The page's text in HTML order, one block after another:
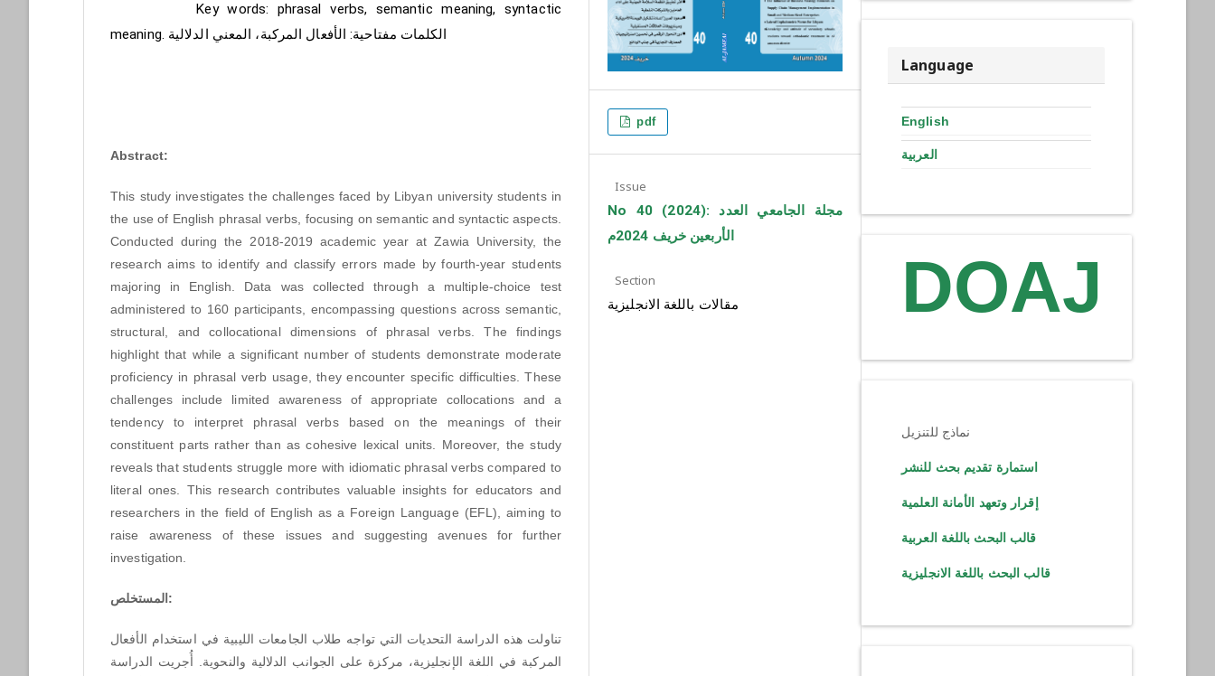
Key words: phrasal verbs, semantic meaning, syntactic
meaning. الكلمات مفتاحية: الأفعال المركبة، المعني الدلالية
Abstract:
This study investigates the challenges faced by Libyan university students in
the use of English phrasal verbs, focusing on semantic and syntactic aspects.
Conducted during the 2018-2019 academic year at Zawia University, the
research aims to identify and classify errors made by fourth-year students
majoring in English. Data was collected through a multiple-choice test
administered to 160 participants, encompassing questions across semantic,
structural, and collocational dimensions of phrasal verbs. The findings
highlight that while a significant number of students demonstrate moderate
proficiency in phrasal verb usage, they encounter specific difficulties. These
challenges include limited awareness of appropriate collocations and a
tendency to interpret phrasal verbs based on the meanings of their
constituent parts rather than as cohesive lexical units. Moreover, the study
reveals that students struggle more with idiomatic phrasal verbs compared to
literal ones. This research contributes valuable insights for educators and
researchers in the field of English as a Foreign Language (EFL), aiming to
raise awareness of these issues and suggesting avenues for further
investigation.
المستخلص:
تناولت هذه الدراسة التحديات التي تواجه طلاب الجامعات الليبية في استخدام الأفعال
المركبة في اللغة الإنجليزية، مركزة على الجوانب الدلالية والنحوية. أُجريت الدراسة
pdf
Issue
No 40 (2024): مجلة الجامعي العدد
الأربعين خريف 2024م
Section
مقالات باللغة الانجليزية
Language
English
العربية
DOAJ
نماذج للتنزيل
استمارة تقديم بحث للنشر
إقرار وتعهد الأمانة العلمية
قالب البحث باللغة العربية
قالب البحث باللغة الانجليزية